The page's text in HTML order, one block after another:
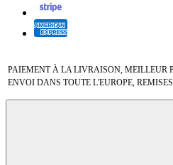
PAIEMENT À LA LIVRAISON, MEILLEUR
ENVOI DANS TOUTE L'EUROPE,